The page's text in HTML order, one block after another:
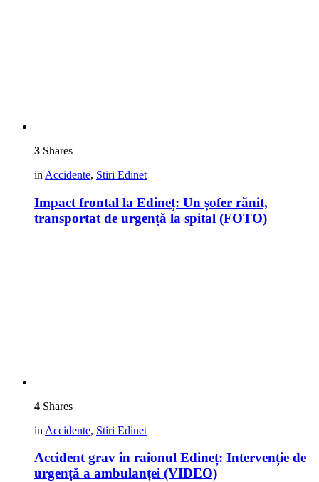
3 Shares
in Accidente, Stiri Edinet
Impact frontal la Edineț: Un șofer rănit,
transportat de urgență la spital (FOTO)
4 Shares
in Accidente, Stiri Edinet
Accident grav în raionul Edineț: Intervenție de
urgență a ambulanței (VIDEO)